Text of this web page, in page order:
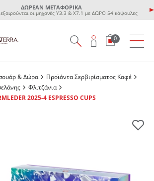
ΔΩΡΕΑΝ ΜΕΤΑΦΟΡΙΚΑ
οι μηχανές Υ3.3 & Χ7.1 με ΔΩΡΟ 54 κάψουλες
0
& Δώρα
Προϊόντα Σερβιρίσματος Kαφέ
Φλιτζάνια
2025-4 ESPRESSO CUPS